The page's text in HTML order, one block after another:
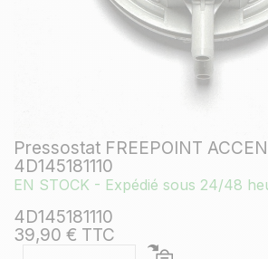
Pressostat FREEPOINT
4D145181110
EN STOCK - Expédié sous 24/48
4D145181110
39,90 € TTC